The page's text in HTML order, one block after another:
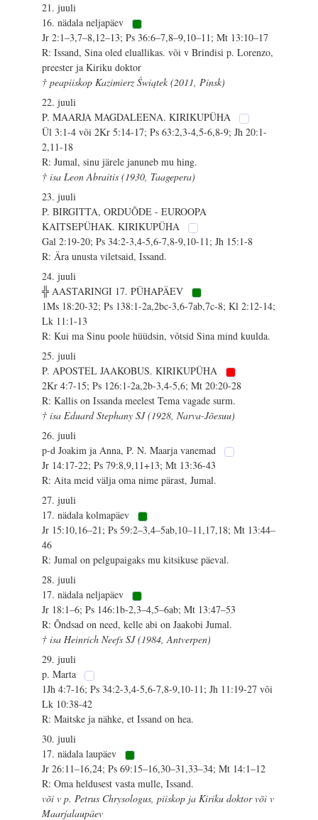
21. juuli
16. nädala neljapäev
Jr 2:1–3,7–8,12–13; Ps 36:6–7,8–9,10–11; Mt 13:10–17
R: Issand, Sina oled eluallikas. või v Brindisi p. Lorenzo,
preester ja Kiriku doktor
† peapiiskop Kazimierz Świątek (2011, Pinsk)
22. juuli
P. MAARJA MAGDALEENA. KIRIKUPÜHA
Ül 3:1-4 või 2Kr 5:14-17; Ps 63:2,3-4,5-6,8-9; Jh 20:1-
2,11-18
R: Jumal, sinu järele januneb mu hing.
† isa Leon Abraitis (1930, Taagepera)
23. juuli
P. BIRGITTA, ORDUÕDE - EUROOPA
KAITSEPÜHAK. KIRIKUPÜHA
Gal 2:19-20; Ps 34:2-3,4-5,6-7,8-9,10-11; Jh 15:1-8
R: Ära unusta viletsaid, Issand.
24. juuli
╬ AASTARINGI 17. PÜHAPÄEV
1Ms 18:20-32; Ps 138:1-2a,2bc-3,6-7ab,7c-8; Kl 2:12-14;
Lk 11:1-13
R: Kui ma Sinu poole hüüdsin, võtsid Sina mind kuulda.
25. juuli
P. APOSTEL JAAKOBUS. KIRIKUPÜHA
2Kr 4:7-15; Ps 126:1-2a,2b-3,4-5,6; Mt 20:20-28
R: Kallis on Issanda meelest Tema vagade surm.
† isa Eduard Stephany SJ (1928, Narva-Jõesuu)
26. juuli
p-d Joakim ja Anna, P. N. Maarja vanemad
Jr 14:17-22; Ps 79:8,9,11+13; Mt 13:36-43
R: Aita meid välja oma nime pärast, Jumal.
27. juuli
17. nädala kolmapäev
Jr 15:10,16–21; Ps 59:2–3,4–5ab,10–11,17,18; Mt 13:44–
46
R: Jumal on pelgupaigaks mu kitsikuse päeval.
28. juuli
17. nädala neljapäev
Jr 18:1–6; Ps 146:1b-2,3–4,5–6ab; Mt 13:47–53
R: Õndsad on need, kelle abi on Jaakobi Jumal.
† isa Heinrich Neefs SJ (1984, Antverpen)
29. juuli
p. Marta
1Jh 4:7-16; Ps 34:2-3,4-5,6-7,8-9,10-11; Jh 11:19-27 või
Lk 10:38-42
R: Maitske ja nähke, et Issand on hea.
30. juuli
17. nädala laupäev
Jr 26:11–16,24; Ps 69:15–16,30–31,33–34; Mt 14:1–12
R: Oma heldusest vasta mulle, Issand.
või v p. Petrus Chrysologus, piiskop ja Kiriku doktor või v
Maarjalaupäev